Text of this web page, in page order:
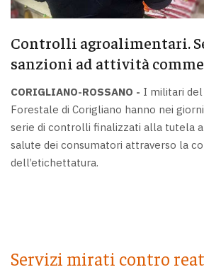
Controlli agroalimentari.
sanzioni ad attività
CORIGLIANO-ROSSANO - I militari del
Forestale di Corigliano hanno nei
serie di controlli finalizzati alla tutela
salute dei consumatori attraverso la
dell’etichettatura.
Servizi mirati contro